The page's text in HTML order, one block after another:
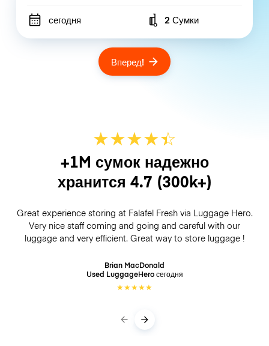
сегодня Number of bags
2 Сумки
Вперед!
★★★★☆
★
+1M сумок надежно
хранится 4.7 (300k+)
Great experience storing at Falafel Fresh via Luggage Hero.
Very nice staff coming and going and careful with our
luggage and very efficient. Great way to store luggage !
Brian MacDonald
Used LuggageHeroсегодня
★★★★★